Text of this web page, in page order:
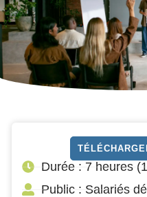
Durée : 7 heures
Public : Salariés